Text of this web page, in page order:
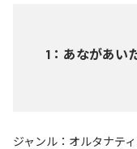
1 ： あながあい
ジャンル： オルタナテ